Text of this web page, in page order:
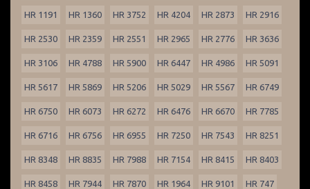
HR 1191 HR 1360 HR 3752 HR 4204 HR 2873 HR 2916
HR 2530 HR 2359 HR 2551 HR 2965 HR 2776 HR 3636
HR 3106 HR 4788 HR 5900 HR 6447 HR 4986 HR 5091
HR 5617 HR 5869 HR 5206 HR 5029 HR 5567 HR 6749
HR 6750 HR 6073 HR 6272 HR 6476 HR 6670 HR 7785
HR 6716 HR 6756 HR 6955 HR 7250 HR 7543 HR 8251
HR 8348 HR 8835 HR 7988 HR 7154 HR 8415 HR 8403
HR 8458 HR 7944 HR 7870 HR 1964 HR 9101 HR 747